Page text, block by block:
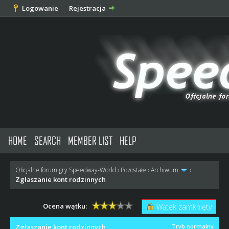
Logowanie Rejestracja
HOME SEARCH MEMBER LIST HELP
Oficjalne forum gry Speedway-World › Pozostałe ›Archiwum ›
Zgłaszanie kont rodzinnych
Wątek zamknięty
Ocena wątku:
Tryb normalny
Zgłaszanie kont rodzinnych